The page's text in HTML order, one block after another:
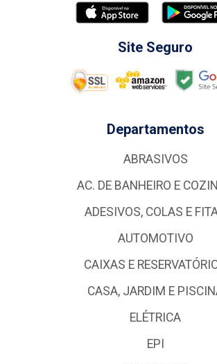
Site Seguro
Departamentos
ABRASIVOS
AC. DE BANHEIRO E
ADESIVOS, COLAS E
AUTOMOTIVO
CAIXAS E
CASA, JARDIM E
ELÉTRICA
EPI